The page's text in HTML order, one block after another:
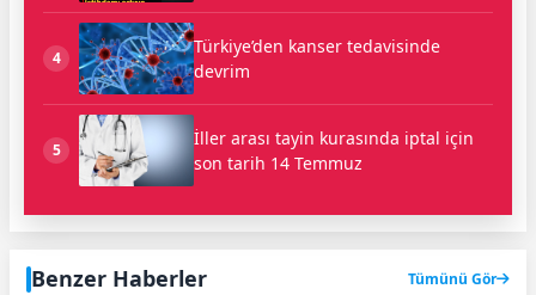
4
Türkiye’den kanser tedavisinde
devrim
5
İller arası tayin kurasında iptal için
son tarih 14 Temmuz
Benzer Haberler Tümünü Gör